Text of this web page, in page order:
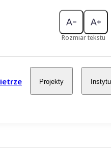
Rozmiar tekstu
Projekty